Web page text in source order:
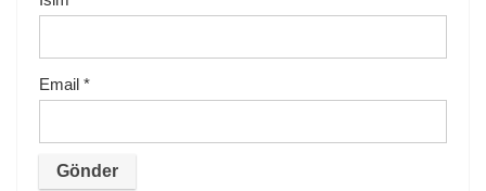
Email *